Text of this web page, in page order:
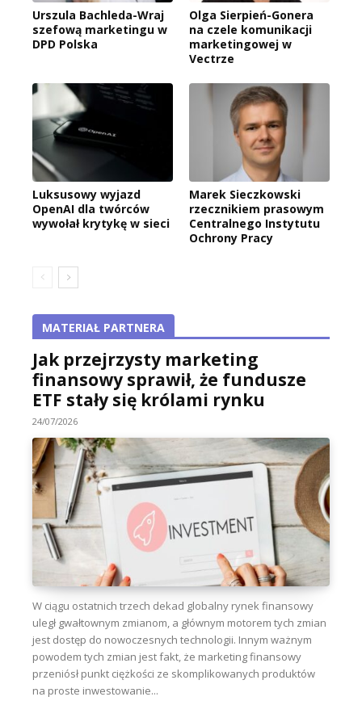
Urszula Bachleda-Wraj
szefową marketingu w
DPD Polska
Olga Sierpień-Gonera
na czele komunikacji
marketingowej w
Vectrze
Luksusowy wyjazd
OpenAI dla twórców
wywołał krytykę w sieci
Marek Sieczkowski
rzecznikiem prasowym
Centralnego Instytutu
Ochrony Pracy
MATERIAŁ PARTNERA
Jak przejrzysty marketing
finansowy sprawił, że fundusze
ETF stały się królami rynku
24/07/2026
W ciągu ostatnich trzech dekad globalny rynek finansowy
uległ gwałtownym zmianom, a głównym motorem tych zmian
jest dostęp do nowoczesnych technologii. Innym ważnym
powodem tych zmian jest fakt, że marketing finansowy
przeniósł punkt ciężkości ze skomplikowanych produktów
na proste inwestowanie...